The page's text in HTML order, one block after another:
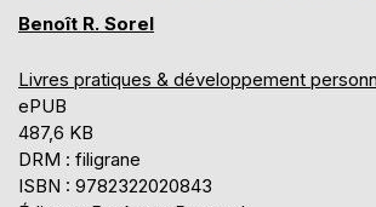
Benoît R. Sorel
Livres pratiques & développement
ePUB
487,6 KB
DRM : filigrane
ISBN : 9782322020843